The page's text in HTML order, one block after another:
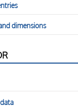
dimensions